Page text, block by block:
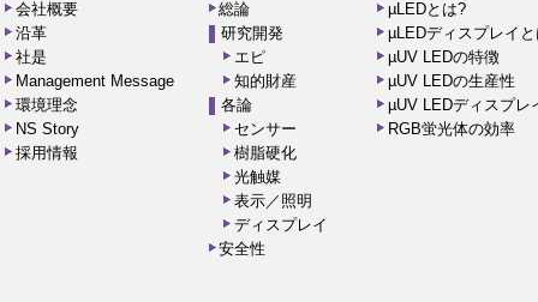
会社概要
沿革
社是
Management Message
環境理念
NS Story
採用情報
総論
研究開発
エピ
知的財産
各論
センサー
樹脂硬化
光触媒
表示／照明
ディスプレイ
安全性
µLEDとは?
µLEDディスプレイ
µUV LEDの特徴
µUV LEDの生産性
µUV LEDディスプレ
RGB蛍光体の効率